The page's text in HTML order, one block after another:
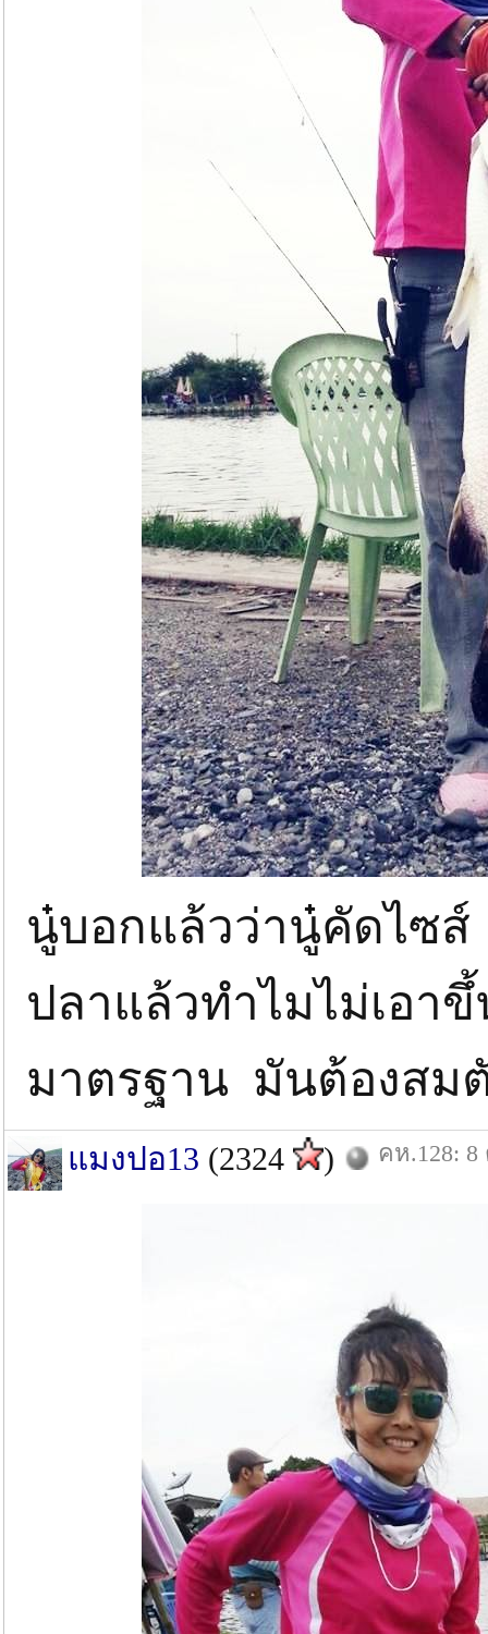
นู๋บอกแล้วว่านู๋คัดไซ
ปลาแล้วทำไมไม่เอา
มาตรฐาน มันต้องสม
แมงปอ13 (2324 ) คห.128: 8